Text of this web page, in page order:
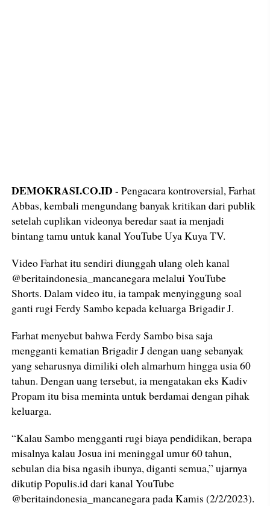
DEMOKRASI.CO.ID - Pengacara kontroversial, Farhat
Abbas, kembali mengundang banyak kritikan dari publik
setelah cuplikan videonya beredar saat ia menjadi
bintang tamu untuk kanal YouTube Uya Kuya TV.
Video Farhat itu sendiri diunggah ulang oleh kanal
@beritaindonesia_mancanegara melalui YouTube
Shorts. Dalam video itu, ia tampak menyinggung soal
ganti rugi Ferdy Sambo kepada keluarga Brigadir J.
Farhat menyebut bahwa Ferdy Sambo bisa saja
mengganti kematian Brigadir J dengan uang sebanyak
yang seharusnya dimiliki oleh almarhum hingga usia 60
tahun. Dengan uang tersebut, ia mengatakan eks Kadiv
Propam itu bisa meminta untuk berdamai dengan pihak
keluarga.
“Kalau Sambo mengganti rugi biaya pendidikan, berapa
misalnya kalau Josua ini meninggal umur 60 tahun,
sebulan dia bisa ngasih ibunya, diganti semua,” ujarnya
dikutip Populis.id dari kanal YouTube
@beritaindonesia_mancanegara pada Kamis (2/2/2023).